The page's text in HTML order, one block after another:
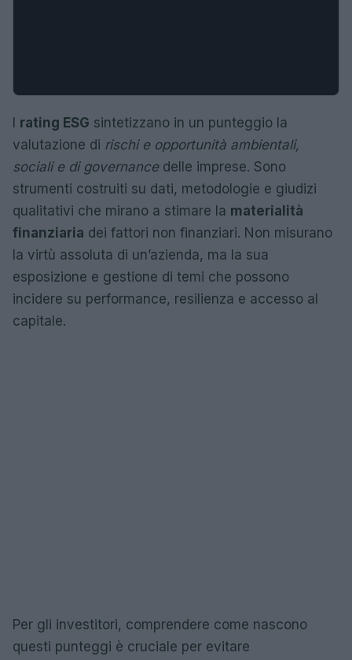
rating ESG sintetizzano in un punteggio la
valutazione di rischi e opportunità ambientali,
sociali e di governancedelle imprese. Sono
strumenti costruiti su dati, metodologie e giudizi
qualitativi che mirano a stimare la materialità
finanziaria dei fattori non finanziari. Non misurano
la virtù assoluta di un’azienda, ma la sua
esposizione e gestione di temi che possono
incidere su performance, resilienza e accesso al
capitale.
Per gli investitori, comprendere come nascono
questi punteggi è cruciale per evitare